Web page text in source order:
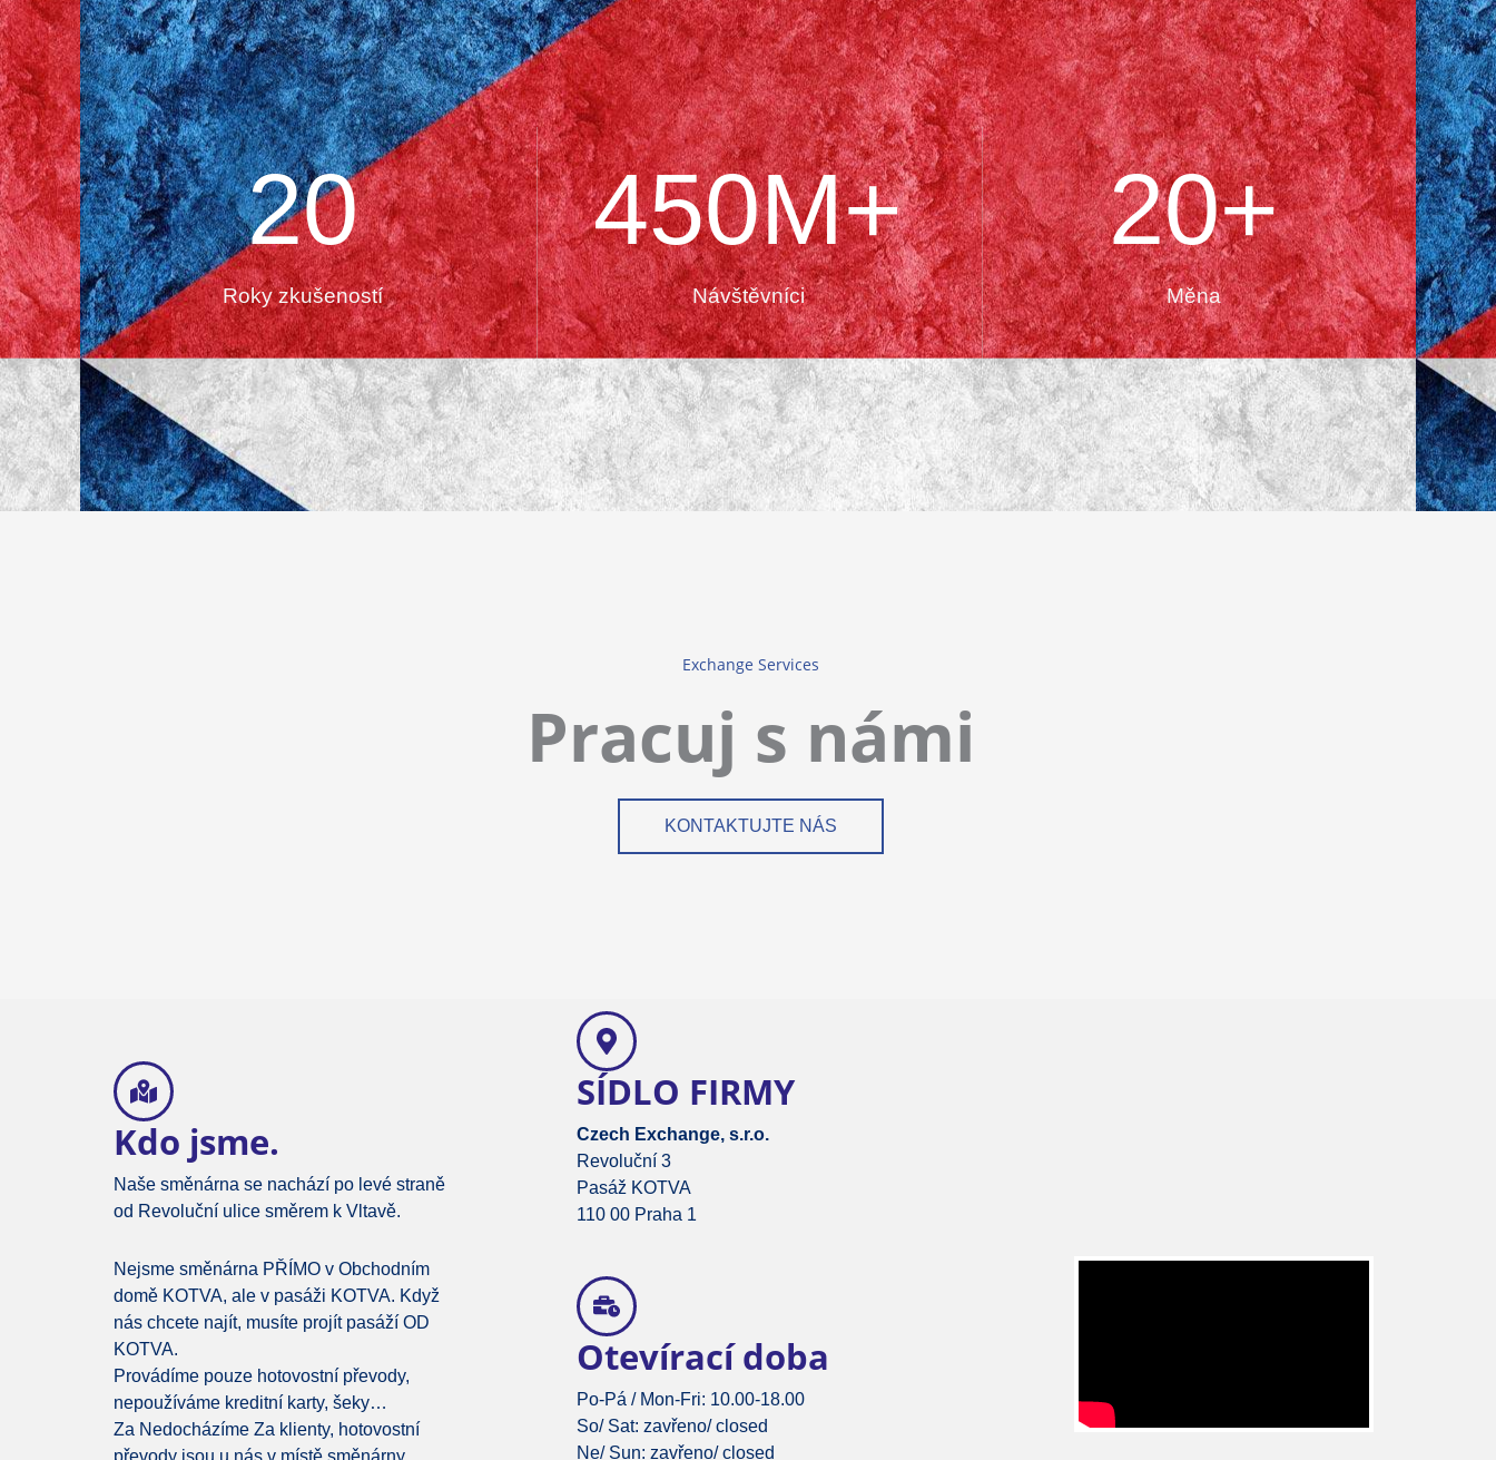
Roky zkušeností
20
Návštěvníci
450M+
Měna
20+
Exchange Services
Pracuj s námi
KONTAKTUJTE NÁS
Kdo jsme.
Naše směnárna se nachází po levé straně
od Revoluční ulice směrem k Vltavě.
Nejsme směnárna PŘÍMO v Obchodním
domě KOTVA, ale v pasáži KOTVA. Když
nás chcete najít, musíte projít pasáží OD
KOTVA.
Provádíme pouze hotovostní převody,
nepoužíváme kreditní karty, šeky…
Za Nedocházíme Za klienty, hotovostní
SÍDLO FIRMY
Czech Exchange, s.r.o.
Revoluční 3
Pasáž KOTVA
110 00 Praha 1
Otevírací doba
Po-Pá / Mon-Fri: 10.00-18.00
So/ Sat: zavřeno/ closed
Ne/ Sun: zavřeno/ closed